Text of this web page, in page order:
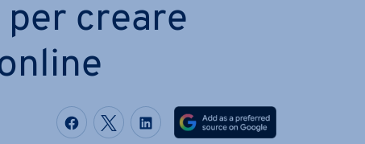
creare
Condividi via Facebook
Condividi via Twitter
Condividi via LinkedIN